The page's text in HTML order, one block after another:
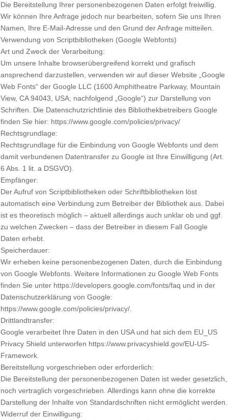
Die Bereitstellung Ihrer personenbezogenen Daten erfolgt freiwillig.
Wir können Ihre Anfrage jedoch nur bearbeiten, sofern Sie uns Ihren
Namen, Ihre E-Mail-Adresse und den Grund der Anfrage mitteilen.
Verwendung von Scriptbibliotheken (Google Webfonts)
Art und Zweck der Verarbeitung:
Um unsere Inhalte browserübergreifend korrekt und grafisch
ansprechend darzustellen, verwenden wir auf dieser Website „Google
Web Fonts“ der Google LLC (1600 Amphitheatre Parkway, Mountain
View, CA 94043, USA; nachfolgend „Google“) zur Darstellung von
Schriften. Die Datenschutzrichtlinie des Bibliothekbetreibers Google
finden Sie hier: https://www.google.com/policies/privacy/
Rechtsgrundlage:
Rechtsgrundlage für die Einbindung von Google Webfonts und dem
damit verbundenen Datentransfer zu Google ist Ihre Einwilligung (Art.
6 Abs. 1 lit. a DSGVO).
Empfänger:
Der Aufruf von Scriptbibliotheken oder Schriftbibliotheken löst
automatisch eine Verbindung zum Betreiber der Bibliothek aus. Dabei
ist es theoretisch möglich – aktuell allerdings auch unklar ob und ggf.
zu welchen Zwecken – dass der Betreiber in diesem Fall Google
Daten erhebt.
Speicherdauer:
Wir erheben keine personenbezogenen Daten, durch die Einbindung
von Google Webfonts. Weitere Informationen zu Google Web Fonts
finden Sie unter https://developers.google.com/fonts/faq und in der
Datenschutzerklärung von Google:
https://www.google.com/policies/privacy/.
Drittlandtransfer:
Google verarbeitet Ihre Daten in den USA und hat sich dem EU_US
Privacy Shield unterworfen https://www.privacyshield.gov/EU-US-
Framework.
Bereitstellung vorgeschrieben oder erforderlich:
Die Bereitstellung der personenbezogenen Daten ist weder gesetzlich,
noch vertraglich vorgeschrieben. Allerdings kann ohne die korrekte
Darstellung der Inhalte von Standardschriften nicht ermöglicht werden.
Widerruf der Einwilligung: